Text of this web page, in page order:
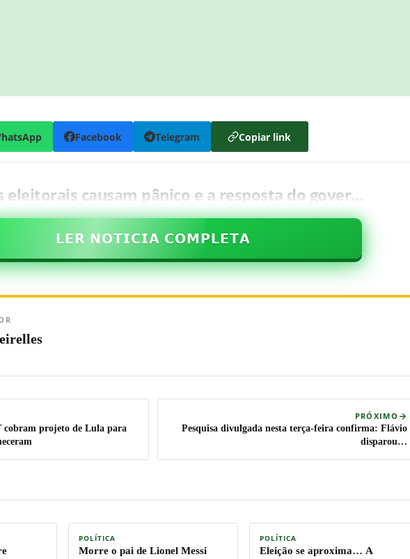
Facebook Telegram Copiar link
causam pânico e a resposta do gover…
𝗟𝗘𝗥 𝗡𝗢𝗧𝗜𝗖𝗜𝗔 𝗖𝗢𝗠𝗣𝗟𝗘𝗧𝗔
cobram projeto de Lula para
PRÓXIMO
Pesquisa divulgada nesta terça-feira confirma: Flávio
disparou…
POLÍTICA
Morre o pai de Lionel Messi
POLÍTICA
Eleição se aproxima… A